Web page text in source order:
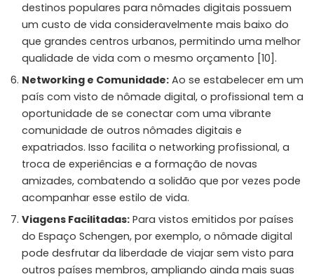
destinos populares para nômades digitais possuem
um custo de vida consideravelmente mais baixo do
que grandes centros urbanos, permitindo uma melhor
qualidade de vida com o mesmo orçamento [10].
Networking e Comunidade: Ao se estabelecer em um
país com visto de nômade digital, o profissional tem a
oportunidade de se conectar com uma vibrante
comunidade de outros nômades digitais e
expatriados. Isso facilita o networking profissional, a
troca de experiências e a formação de novas
amizades, combatendo a solidão que por vezes pode
acompanhar esse estilo de vida.
Viagens Facilitadas: Para vistos emitidos por países
do Espaço Schengen, por exemplo, o nômade digital
pode desfrutar da liberdade de viajar sem visto para
outros países membros, ampliando ainda mais suas